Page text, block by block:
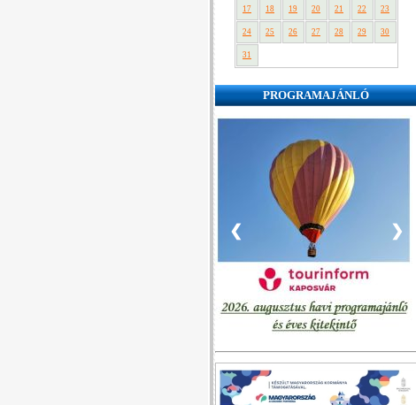
17 18 19 20 21 22 23
24 25 26 27 28 29 30
31
PROGRAMAJÁNLÓ
❮ ❯